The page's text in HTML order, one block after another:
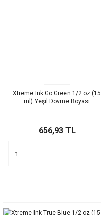
Xtreme Ink Go Green 1/2 oz (15
ml) Yeşil Dövme Boyası
656,93 TL